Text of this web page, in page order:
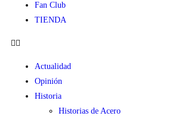
Fan Club
TIENDA
Actualidad
Opinión
Historia
Historias de Acero